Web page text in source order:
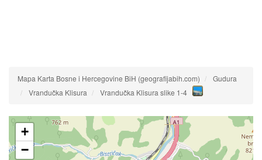
Mapa Karta Bosne i Hercegovine BiH (geografijabih.com)
Gudura
Vrandučka Klisura
Vrandučka Klisura slike 1-4
+
−